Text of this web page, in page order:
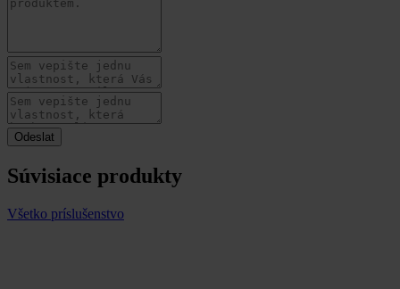
Súvisiace produkty
Všetko príslušenstvo